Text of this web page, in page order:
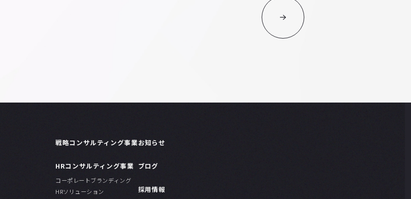
戦略コンサルティング事業
HRコンサルティング事業
コーポレートブランディング
HRソリューション
お知らせ
ブログ
採用情報